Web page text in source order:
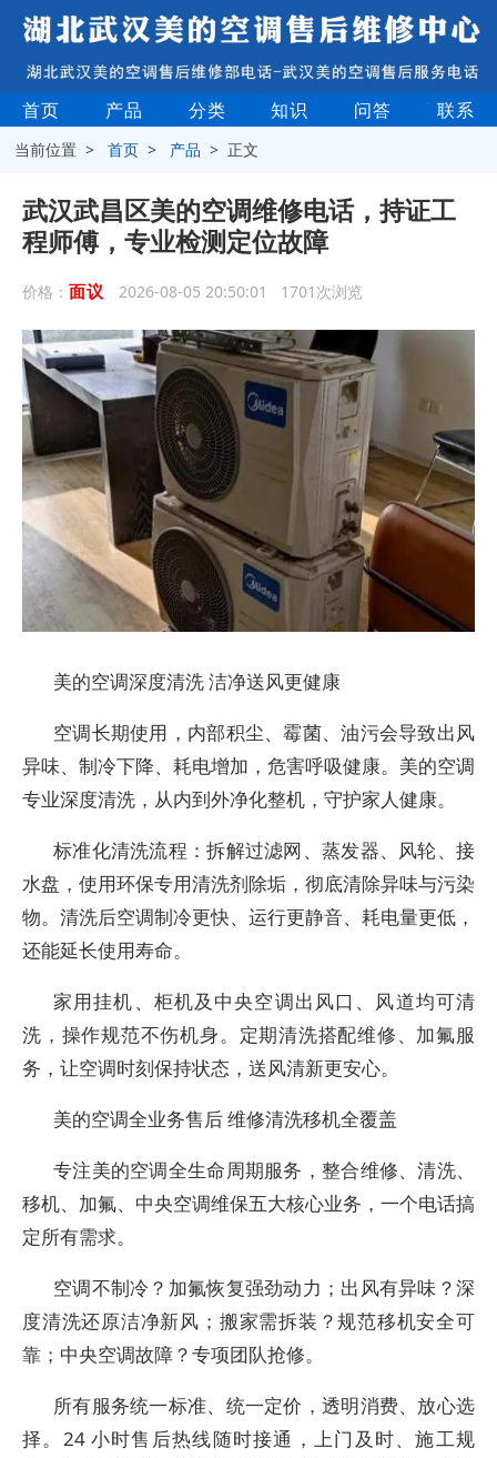
首页 产品 分类 知识 问答 联系
当前位置 >首页 > 产品 > 正文
武汉武昌区美的空调维修电话，持证工
程师傅，专业检测定位故障
价格： 面议 2026-08-05 20:50:01 1701次浏览
美的空调深度清洗 洁净送风更健康
空调长期使用，内部积尘、霉菌、油污会导致出风
异味、制冷下降、耗电增加，危害呼吸健康。美的空调
专业深度清洗，从内到外净化整机，守护家人健康。
标准化清洗流程：拆解过滤网、蒸发器、风轮、接
水盘，使用环保专用清洗剂除垢，彻底清除异味与污染
物。清洗后空调制冷更快、运行更静音、耗电量更低，
还能延长使用寿命。
家用挂机、柜机及中央空调出风口、风道均可清
洗，操作规范不伤机身。定期清洗搭配维修、加氟服
务，让空调时刻保持状态，送风清新更安心。
美的空调全业务售后 维修清洗移机全覆盖
专注美的空调全生命周期服务，整合维修、清洗、
移机、加氟、中央空调维保五大核心业务，一个电话搞
定所有需求。
空调不制冷？加氟恢复强劲动力；出风有异味？深
度清洗还原洁净新风；搬家需拆装？规范移机安全可
靠；中央空调故障？专项团队抢修。
所有服务统一标准、统一定价，透明消费、放心选
择。24 小时售后热线随时接通，上门及时、施工规